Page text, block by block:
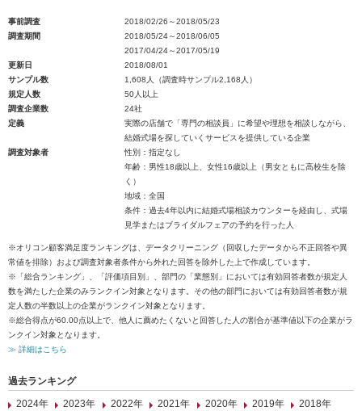
事前調査
2018/02/26～2018/05/23
調査期間
2018/05/24～2018/06/05
2017/04/24～2017/05/19
更新日
2018/08/01
サンプル数
1,608人（調査時サンプル2,168人）
規定人数
50人以上
調査企業数
24社
定義
実際の店舗で「専門の相談員」に希望や理想を相談しながら、
結婚式場を探していくサービスを提供している企業
調査対象者
性別：指定なし
年齢：男性18歳以上、女性16歳以上（男女ともに高校生を除
く）
地域：全国
条件：過去4年以内に結婚式場相談カウンターを経由し、式場
見学またはブライダルフェアの予約を行った人
※オリコン顧客満足度ランキングは、データクリーニング（回収したデータから不正回答や異
常値を排除）および調査対象者条件から外れた回答を除外した上で作成しています。
※「総合ランキング」、「評価項目別」、部門の「業態別」においては有効回答者数が規定人
数を満たした企業のみランクイン対象となります。その他の部門においては有効回答者数が規
定人数の半数以上の企業がランクイン対象となります。
※総合得点が60.00点以上で、他人に薦めたくないと回答した人の割合が基準値以下の企業がラ
ンクイン対象となります。
≫ 詳細はこちら
過去ランキング
2024年
2023年 2022年 2021年 2020年 2019年
2018年